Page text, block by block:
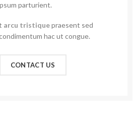
parturient.
arcu tristiquepraesent sed
hac ut congue.
CONTACT US